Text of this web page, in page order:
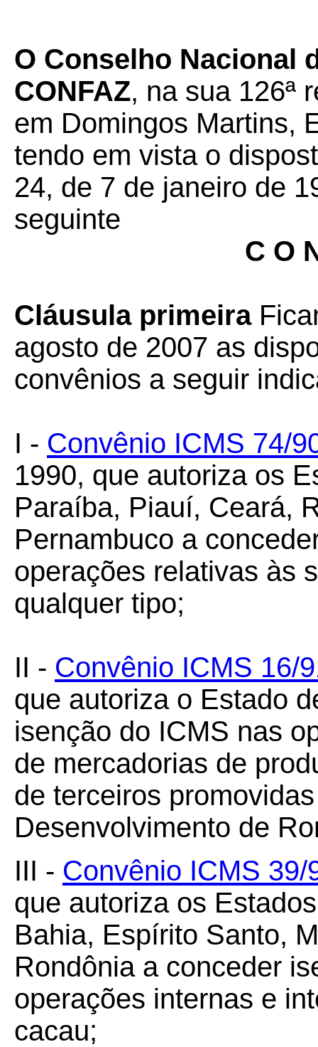
O Conselho Nacional
CONFAZ, na sua 126ª
em Domingos Martins,
tendo em vista o
24, de 7 de janeiro de
seguinte
C O
Cláusula primeira
agosto de 2007 as
convênios a seguir
I - Convênio ICMS 74/
1990, que autoriza os
Paraíba, Piauí, Ceará,
Pernambuco a
operações relativas às
qualquer tipo;
II - Convênio ICMS 16/
que autoriza o Estado
isenção do ICMS nas
de mercadorias de
de terceiros
Desenvolvimento de
III - Convênio ICMS 39/
que autoriza os
Bahia, Espírito Santo,
Rondônia a conceder
operações internas e
cacau;